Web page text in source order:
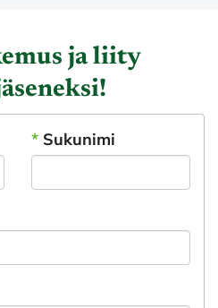
ja liity
* Sukunimi